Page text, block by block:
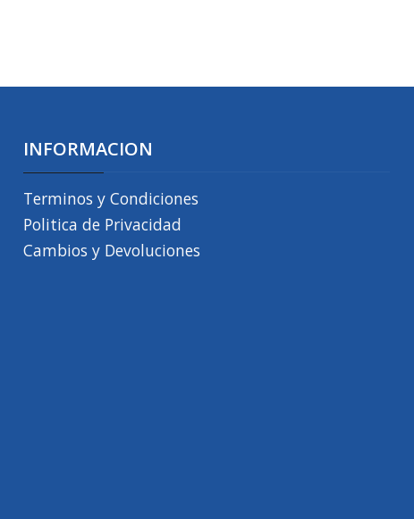
INFORMACION
Terminos y Condiciones
Politica de Privacidad
Cambios y Devoluciones